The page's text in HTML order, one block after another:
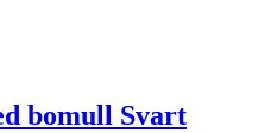
bomull Svart